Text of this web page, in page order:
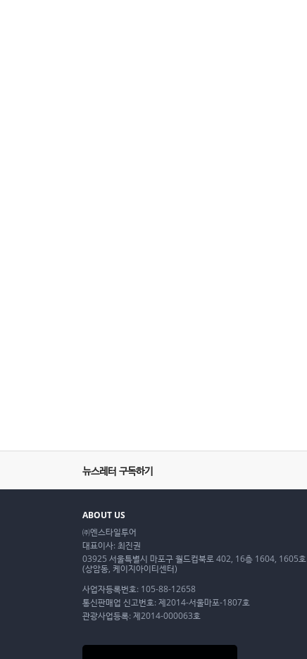
뉴스레터 구독하기
ABOUT US
㈜엔스타일투어
대표이사: 최진권
03925 서울특별시 마포구 월드컵북로 402, 16층 1604, 1605호
(상암동, 케이지아이티센터)
사업자등록번호: 105-88-12658
통신판매업 신고번호: 제2014-서울마포-1807호
관광사업등록: 제2014-000063호